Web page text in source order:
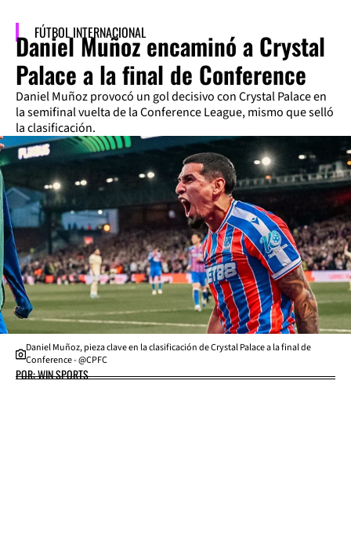
FÚTBOL INTERNACIONAL
Daniel Muñoz encaminó a Crystal
Palace a la final de Conference
Daniel Muñoz provocó un gol decisivo con Crystal Palace en
la semifinal vuelta de la Conference League, mismo que selló
la clasificación.
Daniel Muñoz, pieza clave en la clasificación de Crystal Palace a la final de
Conference - @CPFC
POR: WIN SPORTS